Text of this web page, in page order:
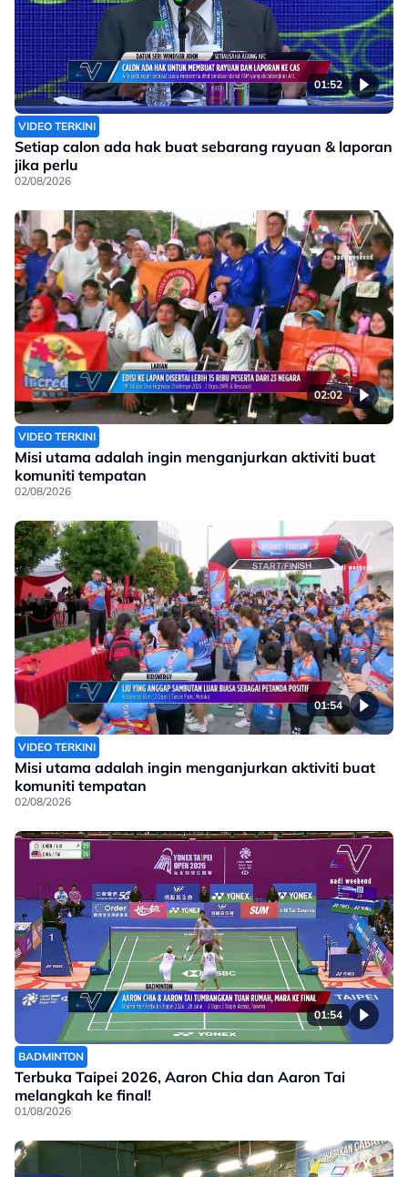
01:52
VIDEO TERKINI
Setiap calon ada hak buat sebarang rayuan & laporan
jika perlu
02/08/2026
02:02
VIDEO TERKINI
Misi utama adalah ingin menganjurkan aktiviti buat
komuniti tempatan
02/08/2026
01:54
VIDEO TERKINI
Misi utama adalah ingin menganjurkan aktiviti buat
komuniti tempatan
02/08/2026
01:54
BADMINTON
Terbuka Taipei 2026, Aaron Chia dan Aaron Tai
melangkah ke final!
01/08/2026